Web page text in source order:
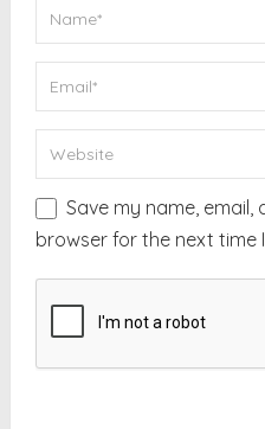
Save my name, email,
browser for the next time